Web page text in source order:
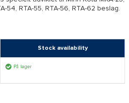
54, RTA-55, RTA-56, RTA-62 beslag.
Stock availability
På lager